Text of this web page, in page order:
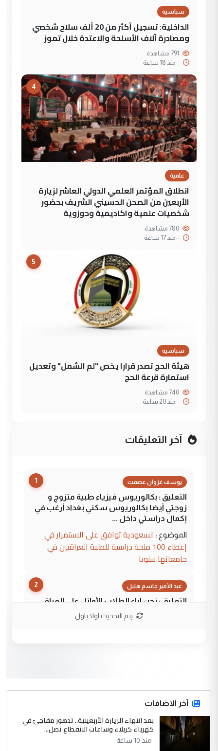
سياسية
الداخلية: تسجيل أكثر من 20 ألف سلاح شخصي
ومصادرة آلاف الأسلحة والاعتدة خلال تموز
--منذ 18 ساعة
4
علمية
انطلاق المؤتمر العلمي الدولي العاشر لزيارة
الأربعين من الصحن الحسيني الشريف بحضور
شخصيات علمية واكاديمية وحوزوية
--منذ 17 ساعة
5
سياسية
هيئة الحج تصدر قرارا يخص "لم الشمل" وتعديل
استمارة قرعة الحج
--منذ 20 ساعة
آخر التعليقات
1 يوسف غزوان عصمت
التعليق : بكالوريوس فيزياء طبية متزوج و
زوجتي أيضا بكالوريوس سكني بغداد أرغب في
إكمال دراستي داخل ...
الموضوع : السعودية توافق على الاستمرار في
إعطاء 100 منحة دراسية للطلبة العراقيين في
جامعاتها سنويا
2 عبد الأمير جاسم هليل
التعليق : نحن اباء الطلاب الأوائل على العراق
نتشرف بلقاء السيد احمد الصافي في العتبات
التعليق : قرار مستعجل جدا ولامصلحة فيه
للوزاره ولا للمواطن القرار الصائب يكون بعد
الاستماع للمدير ومغرفة ...
الموضوع :
وزير الصحة يعفي مدير مستشفى الكرخ
العام في بغداد
يتم التحديث اولا باول
آخر الاضافات
بعد انتهاء الزيارة الأربعينية.. تدهور مفاجئ في
كهرباء كربلاء وساعات الانقطاع تصل...
منذ 10 ساعة